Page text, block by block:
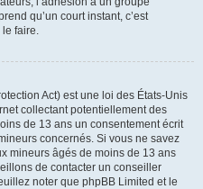
qu’un court instant, c’est
faire.
Act) est une loi des États-Unis
collectant potentiellement des
de 13 ans un consentement écrit
concernés. Si vous ne savez
mineurs âgés de moins de 13 ans
de contacter un conseiller
noter que phpBB Limited et le